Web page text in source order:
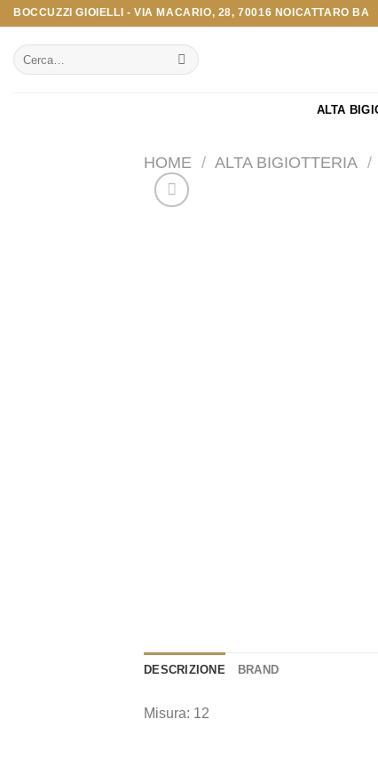
Salta
contenuti
BOCCUZZI GIOIELLI - VIA MACARIO, 28, 70016 NOICATTARO BA
Cerca:
ALTA
HOME / ALTA BIGIOTTERIA /
DESCRIZIONE BRAND
Misura: 12